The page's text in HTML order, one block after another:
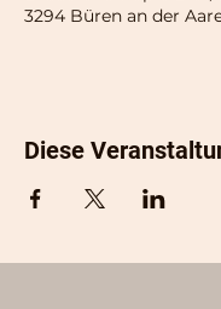
3294 Büren an der
Diese